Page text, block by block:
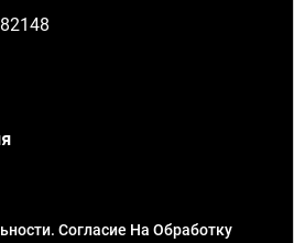
Согласие На Обработку